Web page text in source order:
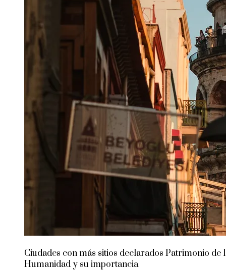
Ciudades con más sitios declarados Patrimonio de
Humanidad y su importancia